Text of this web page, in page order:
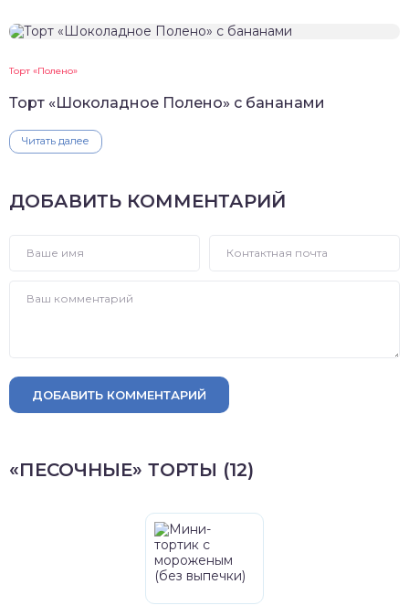
Торт «Полено»
Торт «Шоколадное Полено» с бананами
Читать далее
ДОБАВИТЬ КОММЕНТАРИЙ
ДОБАВИТЬ КОММЕНТАРИЙ
«ПЕСОЧНЫЕ» ТОРТЫ (12)